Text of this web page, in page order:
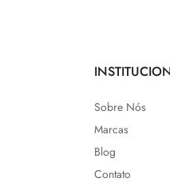
Sobre Nós
Marcas
Blog
Contato